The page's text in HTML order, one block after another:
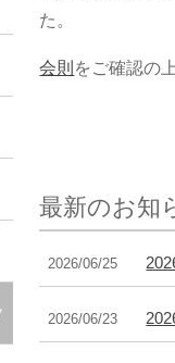
た。
会則 をご確認の
最新のお知
2026/06/25
2026/06/23